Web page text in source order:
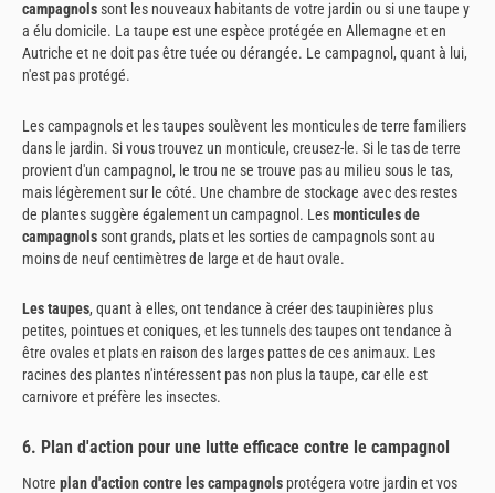
campagnolssont les nouveaux habitants de votre jardin ou si une taupe y
a élu domicile. La taupe est une espèce protégée en Allemagne et en
Autriche et ne doit pas être tuée ou dérangée. Le campagnol, quant à lui,
n'est pas protégé.
Les campagnols et les taupes soulèvent les monticules de terre familiers
dans le jardin. Si vous trouvez un monticule, creusez-le. Si le tas de terre
provient d'un campagnol, le trou ne se trouve pas au milieu sous le tas,
mais légèrement sur le côté. Une chambre de stockage avec des restes
de plantes suggère également un campagnol. Lesmonticules de
campagnolssont grands, plats et les sorties de campagnols sont au
moins de neuf centimètres de large et de haut ovale.
Les taupes, quant à elles, ont tendance à créer des taupinières plus
petites, pointues et coniques, et les tunnels des taupes ont tendance à
être ovales et plats en raison des larges pattes de ces animaux. Les
racines des plantes n'intéressent pas non plus la taupe, car elle est
carnivore et préfère les insectes.
6. Plan d'action pour une lutte efficace contre le campagnol
Notre plan d'action contre les campagnols protégera votre jardin et vos